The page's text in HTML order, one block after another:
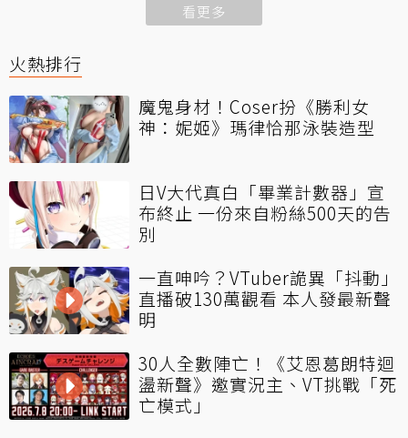
看更多
火熱排行
魔鬼身材！Coser扮《勝利女
神：妮姬》瑪律恰那泳裝造型
日V大代真白「畢業計數器」宣
布終止 一份來自粉絲500天的告
別
一直呻吟？VTuber詭異「抖動」
直播破130萬觀看 本人發最新聲
明
30人全數陣亡！《艾恩葛朗特迴
盪新聲》邀實況主、VT挑戰「死
亡模式」